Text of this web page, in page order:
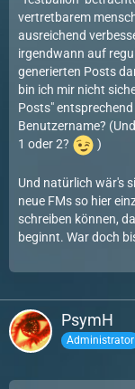
vertretbarem
ausreichend
irgendwann auf
generierten Posts
bin ich mir nicht
Posts"
Benutzername?
1 oder 2?
)
Und natürlich wär's
neue FMs so hier
schreiben können,
beginnt. War doch
PsymH
Administrator